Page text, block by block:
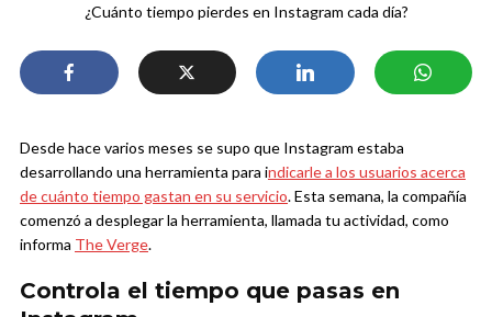
¿Cuánto tiempo pierdes en Instagram cada día?
Desde hace varios meses se supo que Instagram estaba
desarrollando una herramienta para indicarle a los usuarios acerca
de cuánto tiempo gastan en su servicio. Esta semana, la compañía
comenzó a desplegar la herramienta, llamada tu actividad, como
informa The Verge.
Controla el tiempo que pasas en